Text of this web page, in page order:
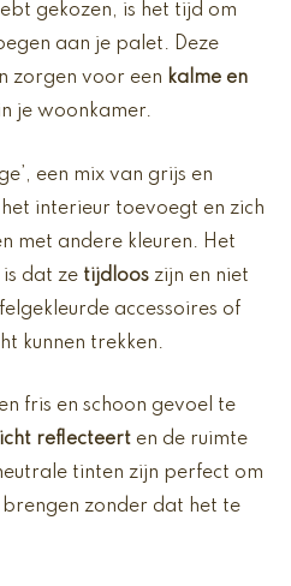
gekozen, is het tijd om
aan je palet. Deze
zorgen voor een kalme en
je woonkamer.
een mix van grijs en
interieur toevoegt en zich
met andere kleuren. Het
dat ze tijdloos zijn en niet
accessoires of
kunnen trekken.
fris en schoon gevoel te
licht reflecteert en de ruimte
tinten zijn perfect om
zonder dat het te